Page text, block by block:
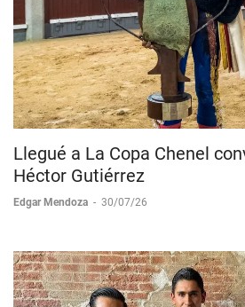
Llegué a La Copa Chenel
Héctor Gutiérrez
Edgar Mendoza - 30/07/26